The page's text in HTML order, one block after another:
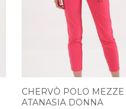
CHERVÒ POLO
ATANASIA DONNA